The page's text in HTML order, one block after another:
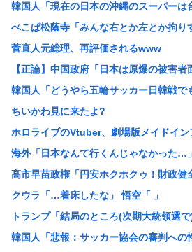
【正論】イスラエル政府元高官 「原爆
韓国人「現在の日本の沖縄のスーパー
工場夜勤ぼく「大谷翔平応援してるの？
ワイ「個人居酒屋だ！入ったろ」 店
大日本帝国陸軍「侵攻できたとして、食
【朗報】イギリス、タバコ販売禁止法案
韓国サッカー協会、2011～12年に国際
クビになったバイト先の店長のインスタ
【画像】大企業「働きたくない人へ」
【画像】東出昌大の再婚相手の体があま
【悲報】熊本県知事、報道陣土足取材に
2026年レズが好きなK-POPアイドル発
韓国人「現在の日本の沖縄のスーパーは
ぺこぱ松蔭寺「みんな右とか左とか拘り
菅直人元総理、再評価されるwww
【正論】中国政府「日本は原爆の被害
韓国人「どうやら五輪サッカー日韓戦で
ちいかわ見に来たよ?
ホロライブのVtuber、劇場版メイドイン
海外「日本なんて行くんじゃなかった…
高市早苗政権「円安ホクホクゥ！財政健
クウラ「…着床したな」 悟空「 」
トランプ「結局のところ(次期大統領選
韓国人「悲報：サッカー協会の審判への